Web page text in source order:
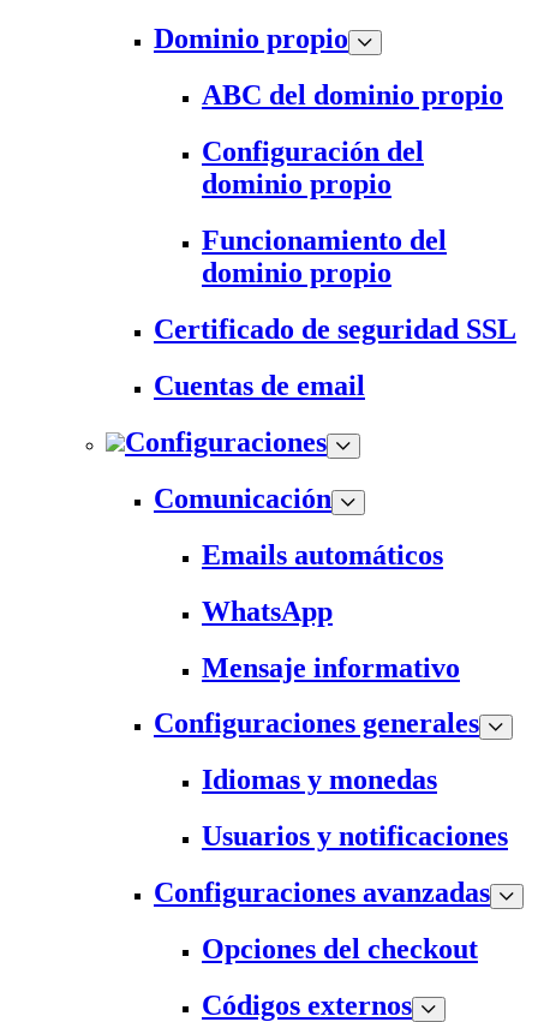
Dominio propio
ABC del dominio propio
Configuración del
dominio propio
Funcionamiento del
dominio propio
Certificado de seguridad SSL
Cuentas de email
Configuraciones
Comunicación
Emails automáticos
WhatsApp
Mensaje informativo
Configuraciones generales
Idiomas y monedas
Usuarios y notificaciones
Configuraciones avanzadas
Opciones del checkout
Códigos externos